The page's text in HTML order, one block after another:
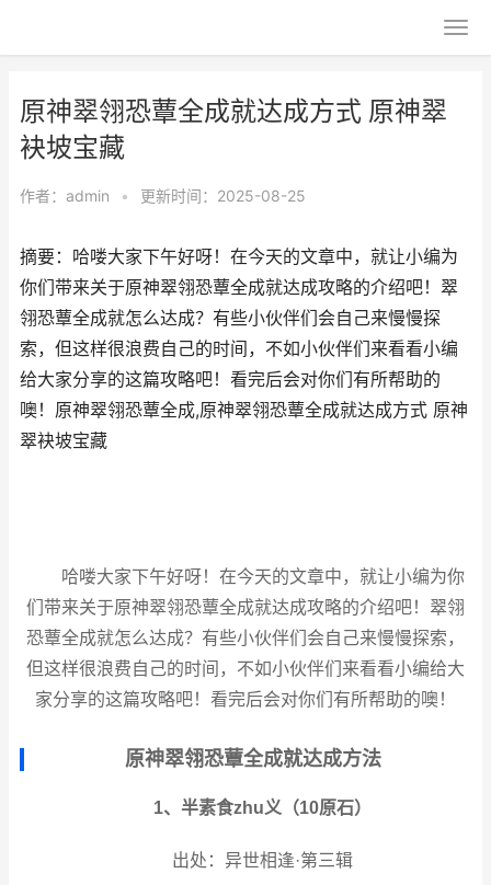
原神翠翎恐蕈全成就达成方式 原神翠
袂坡宝藏
作者： admin • 更新时间：2025-08-25
摘要：哈喽大家下午好呀！在今天的文章中，就让小编为
你们带来关于原神翠翎恐蕈全成就达成攻略的介绍吧！翠
翎恐蕈全成就怎么达成？有些小伙伴们会自己来慢慢探
索，但这样很浪费自己的时间，不如小伙伴们来看看小编
给大家分享的这篇攻略吧！看完后会对你们有所帮助的
噢！原神翠翎恐蕈全成,原神翠翎恐蕈全成就达成方式 原神
翠袂坡宝藏
哈喽大家下午好呀！在今天的文章中，就让小编为你
们带来关于原神翠翎恐蕈全成就达成攻略的介绍吧！翠翎
恐蕈全成就怎么达成？有些小伙伴们会自己来慢慢探索，
但这样很浪费自己的时间，不如小伙伴们来看看小编给大
家分享的这篇攻略吧！看完后会对你们有所帮助的噢！
原神翠翎恐蕈全成就达成方法
1、半素食zhu义（10原石）
出处：异世相逢·第三辑